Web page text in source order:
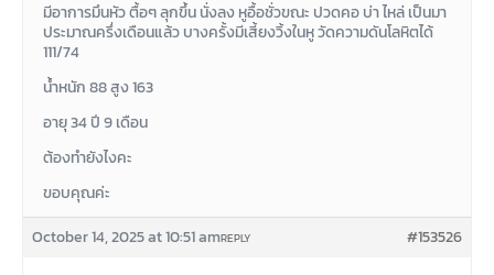
มีอาการมึนหัว ตื้อๆ ลุกขึ้น นั่งลง หูอื้อชั่วขณะ ปวดคอ บ่า ไหล่ เป็นมา
ประมาณครึ่งเดือนแล้ว บางครั้งมีเสี้ยงวิ้งในหู วัดความดันโลหิตได้
111/74
น้ำหนัก 88 สูง 163
อายุ 34 ปี 9 เดือน
ต้องทำยังไงคะ
ขอบคุณค่ะ
October 14, 2025 at 10:51 am
#153526
REPLY